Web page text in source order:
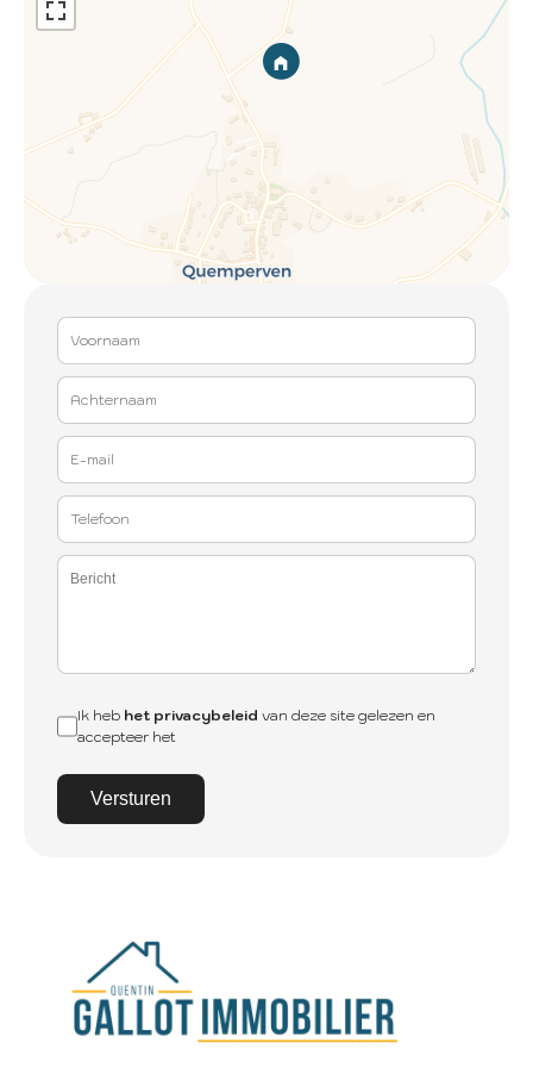
Ik heb het privacybeleid van deze site gelezen en
accepteer het
Versturen